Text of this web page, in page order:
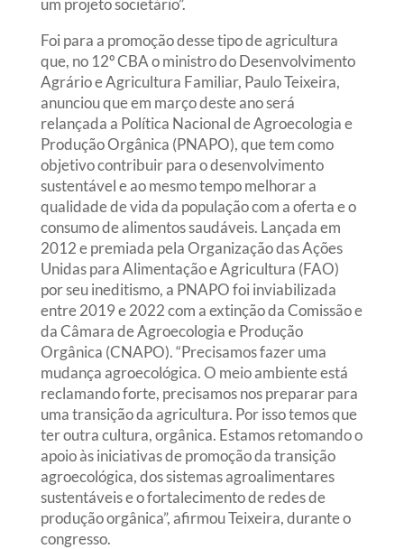
Foi para a promoção desse tipo de agricultura
que, no 12º CBA o ministro do Desenvolvimento
Agrário e Agricultura Familiar, Paulo Teixeira,
anunciou que em março deste ano será
relançada a Política Nacional de Agroecologia e
Produção Orgânica (PNAPO), que tem como
objetivo contribuir para o desenvolvimento
sustentável e ao mesmo tempo melhorar a
qualidade de vida da população com a oferta e o
consumo de alimentos saudáveis. Lançada em
2012 e premiada pela Organização das Ações
Unidas para Alimentação e Agricultura (FAO)
por seu ineditismo, a PNAPO foi inviabilizada
entre 2019 e 2022 com a extinção da Comissão e
da Câmara de Agroecologia e Produção
Orgânica (CNAPO). “Precisamos fazer uma
mudança agroecológica. O meio ambiente está
reclamando forte, precisamos nos preparar para
uma transição da agricultura. Por isso temos que
ter outra cultura, orgânica. Estamos retomando o
apoio às iniciativas de promoção da transição
agroecológica, dos sistemas agroalimentares
sustentáveis e o fortalecimento de redes de
produção orgânica”, afirmou Teixeira, durante o
congresso.